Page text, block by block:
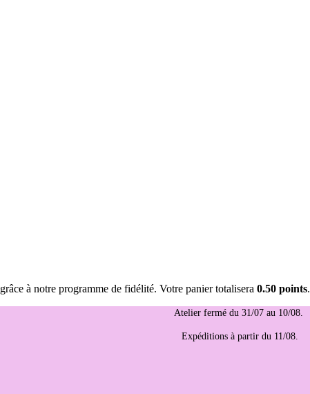
grâce à notre programme de fidélité. Votre panier totalisera 0.50 points.
Atelier fermé du 31/07 au 10/08.
Expéditions à partir du 11/08.